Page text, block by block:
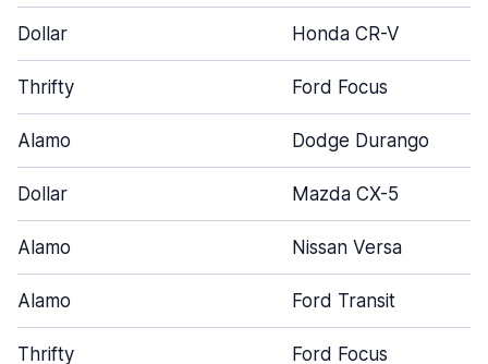
Dollar Honda CR-V
Thrifty Ford Focus
Alamo Dodge Durango
Dollar Mazda CX-5
Alamo Nissan Versa
Alamo Ford Transit
Thrifty Ford Focus